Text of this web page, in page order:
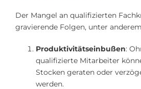
Der Mangel an qualifizierten
gravierende Folgen, unter
Produktivitätseinbußen:
qualifizierte Mitarbeiter
Stocken geraten oder
werden.